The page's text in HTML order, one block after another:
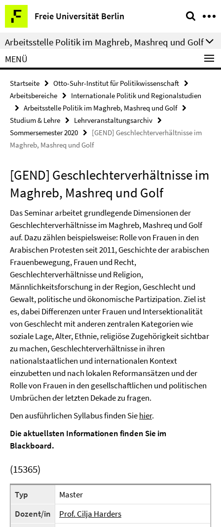
Springe
direkt
zu
Inhalt
Freie Universität Berlin
Service-
Navigation
Arbeitsstelle Politik im Maghreb, Mashreq und Golf
MENÜ
Startseite
Otto-Suhr-Institut für Politikwissenschaft
Arbeitsbereiche
Internationale Politik und Regionalstudien
Arbeitsstelle Politik im Maghreb, Mashreq und Golf
Studium & Lehre
Lehrveranstaltungsarchiv
Sommersemester 2020
[GEND] Geschlechterverhältnisse im
Maghreb, Mashreq und Golf
[GEND] Geschlechterverhältnisse im
Maghreb, Mashreq und Golf
Das Seminar arbeitet grundlegende Dimensionen der
Geschlechterverhältnisse im Maghreb, Mashreq und Golf
auf. Dazu zählen beispielsweise: Rolle von Frauen in den
Arabischen Protesten seit 2011, Geschichte der arabischen
Frauenbewegung, Frauen und Recht,
Geschlechterverhältnisse und Religion,
Männlichkeitsforschung in der Region, Geschlecht und
Gewalt, politische und ökonomische Partizipation. Ziel ist
es, dabei Differenzen unter Frauen und Intersektionalität
von Geschlecht mit anderen zentralen Kategorien wie
soziale Lage, Alter, Ethnie, religiöse Zugehörigkeit sichtbar
zu machen, Geschlechterverhältnisse in ihren
nationalstaatlichen und internationalen Kontext
einzubetten und nach lokalen Reformansätzen und der
Rolle von Frauen in den gesellschaftlichen und politischen
Umbrüchen der letzten Dekade zu fragen.
Den ausführlichen Syllabus finden Siehier.
Die aktuellsten Informationen finden Sie im
Blackboard.
(15365)
Typ
Master
Dozent/in
Prof. Cilja Harders